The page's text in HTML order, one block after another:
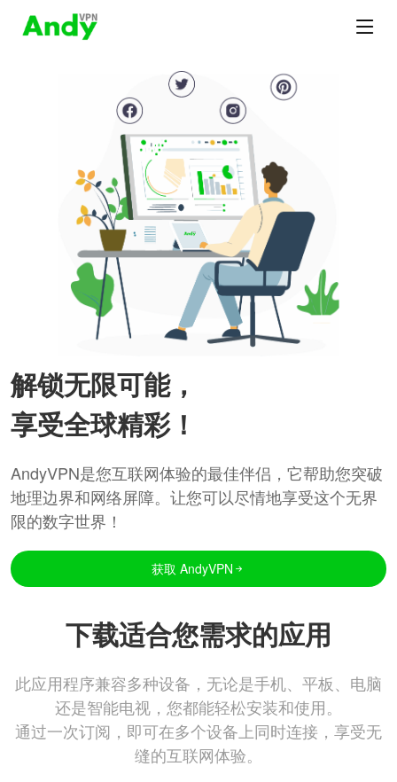
解锁无限可能，
享受全球精彩！
AndyVPN是您互联网体验的最佳伴侣，它帮助您突破
地理边界和网络屏障。让您可以尽情地享受这个无界
限的数字世界！
获取 AndyVPN
下载适合您需求的应用
此应用程序兼容多种设备，无论是手机、平板、电脑
还是智能电视，您都能轻松安装和使用。
通过一次订阅，即可在多个设备上同时连接，享受无
缝的互联网体验。